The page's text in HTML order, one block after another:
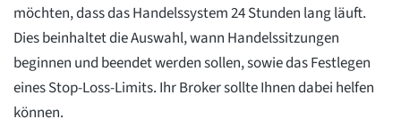
möchten, dass das Handelssystem 24 Stunden lang läuft.
Dies beinhaltet die Auswahl, wann Handelssitzungen
beginnen und beendet werden sollen, sowie das Festlegen
eines Stop-Loss-Limits. Ihr Broker sollte Ihnen dabei helfen
können.